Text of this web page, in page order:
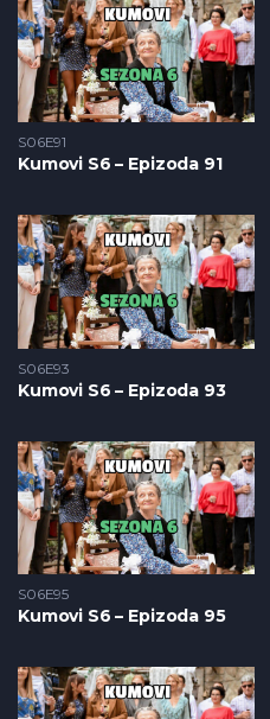
S06E91
Kumovi S6 – Epizoda 91
S06E93
Kumovi S6 – Epizoda 93
S06E95
Kumovi S6 – Epizoda 95